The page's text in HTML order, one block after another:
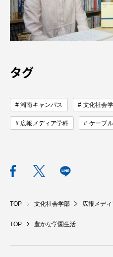
タグ
湘南キャンパス 文化社会
広報メディア学科 ケーブ
TOP 文化社会学部 広報メデ
TOP 豊かな学園生活
ニュースリリース
認証評価
教育研究上の目
資料請求